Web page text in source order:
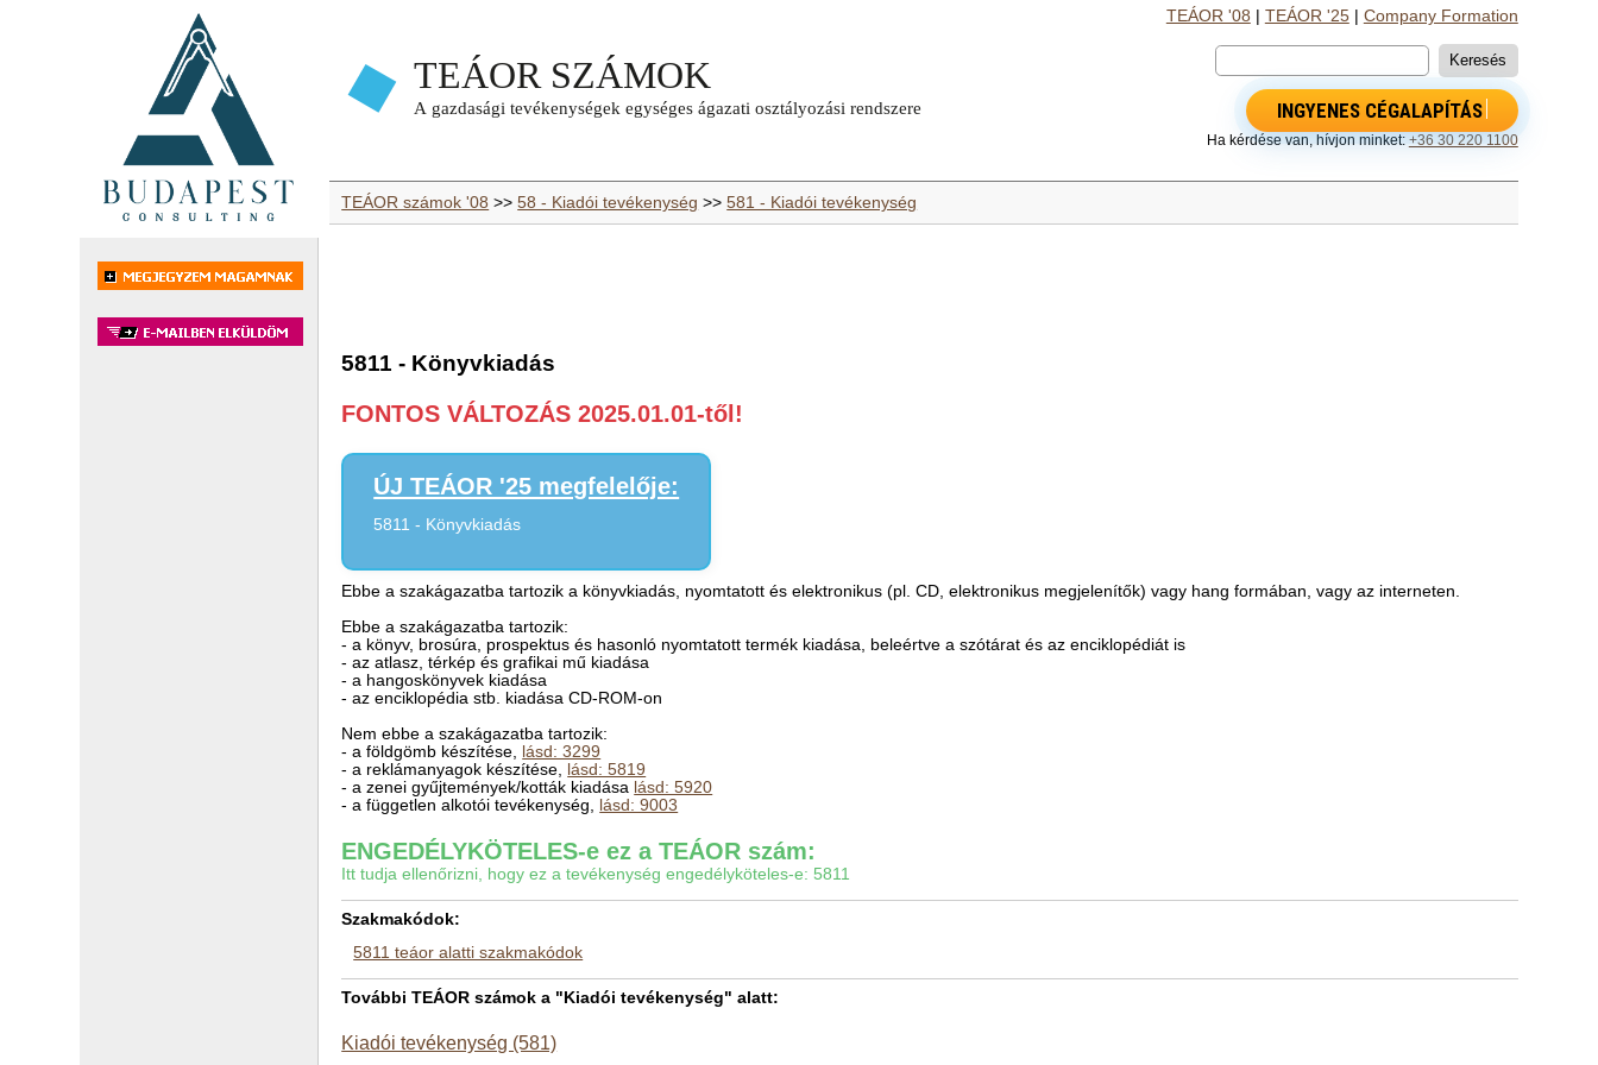
TEÁOR '08 TEÁOR '25| Company Formation
INGYENES CÉGALAPÍTÁS
Ha kérdése van, hívjon minket: +36 30 220 1100
TEÁOR számok '08 >>58 - Kiadói tevékenység >>581 - Kiadói tevékenység
5811 - Könyvkiadás
FONTOS VÁLTOZÁS 2025.01.01-től!
ÚJ TEÁOR '25 megfelelője:
5811 - Könyvkiadás
Ebbe a szakágazatba tartozik a könyvkiadás, nyomtatott és elektronikus (pl. CD, elektronikus megjelenítők) vagy hang formában, vagy az interneten.
Ebbe a szakágazatba tartozik:
- a könyv, brosúra, prospektus és hasonló nyomtatott termék kiadása, beleértve a szótárat és az enciklopédiát is
- az atlasz, térkép és grafikai mű kiadása
- a hangoskönyvek kiadása
- az enciklopédia stb. kiadása CD-ROM-on
Nem ebbe a szakágazatba tartozik:
- a földgömb készítése, lásd: 3299
- a reklámanyagok készítése, lásd: 5819
- a zenei gyűjtemények/kották kiadása lásd: 5920
- a független alkotói tevékenység, lásd: 9003
ENGEDÉLYKÖTELES-e ez a TEÁOR szám:
Itt tudja ellenőrizni, hogy ez a tevékenység engedélyköteles-e: 5811
Szakmakódok:
5811 teáor alatti szakmakódok
További TEÁOR számok a "Kiadói tevékenység" alatt:
Kiadói tevékenység (581)